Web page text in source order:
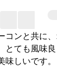
ンと共に
とても風味
しいです。